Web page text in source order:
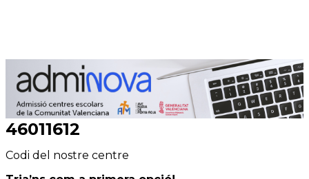
46011612
Codi del nostre centre